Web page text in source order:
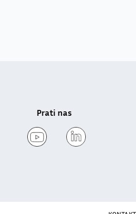
Prati nas